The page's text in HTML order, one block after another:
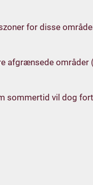
for disse
afgrænsede områder
sommertid vil dog